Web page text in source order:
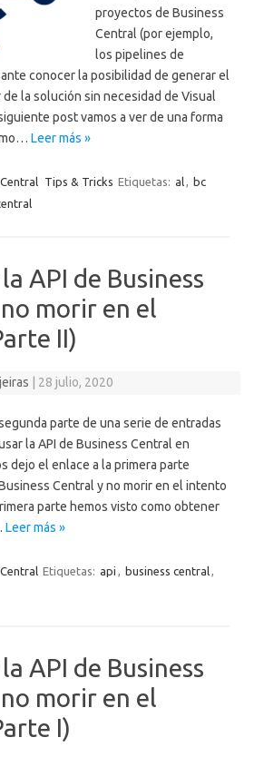
proyectos de Business
Central (por ejemplo,
los pipelines de
conocer la posibilidad de generar el
la solución sin necesidad de Visual
post vamos a ver de una forma
Leer más »
Tips & Tricks Etiquetas: al, bc
API de Business
morir en el
II)
28 julio, 2020
parte de una serie de entradas
la API de Business Central en
dejo el enlace a la primera parte
Central y no morir en el intento
parte hemos visto como obtener
Leer más »
Etiquetas: api , business central,
API de Business
morir en el
I)